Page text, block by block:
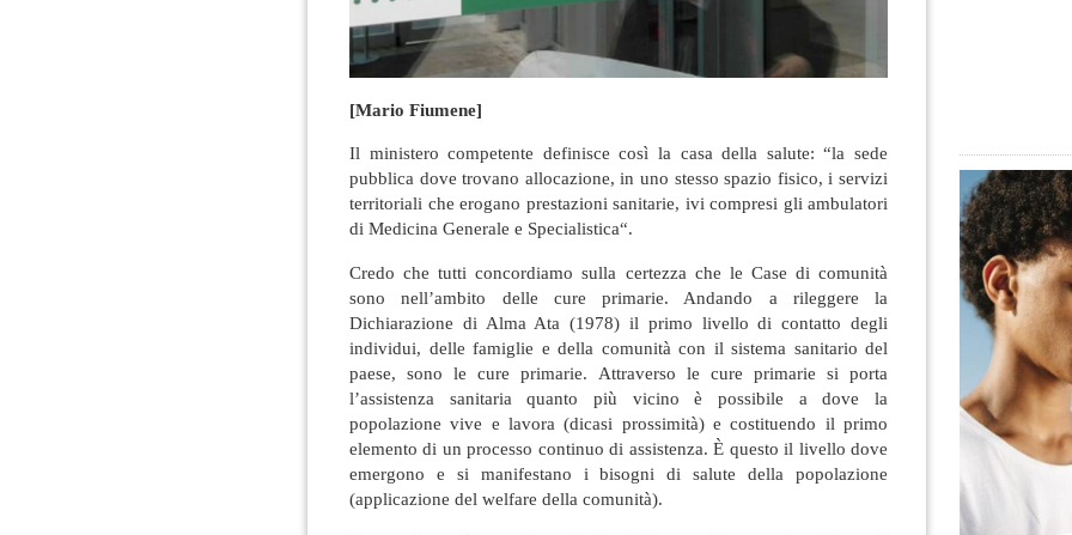
[Mario Fiumene]
Il ministero competente definisce così la casa della salute: “la sede
pubblica dove trovano allocazione, in uno stesso spazio fisico, i servizi
territoriali che erogano prestazioni sanitarie, ivi compresi gli ambulatori
di Medicina Generale e Specialistica“.
Credo che tutti concordiamo sulla certezza che le Case di comunità
sono nell’ambito delle cure primarie. Andando a rileggere la
Dichiarazione di Alma Ata (1978) il primo livello di contatto degli
individui, delle famiglie e della comunità con il sistema sanitario del
paese, sono le cure primarie. Attraverso le cure primarie si porta
l’assistenza sanitaria quanto più vicino è possibile a dove la
popolazione vive e lavora (dicasi prossimità) e costituendo il primo
elemento di un processo continuo di assistenza. È questo il livello dove
emergono e si manifestano i bisogni di salute della popolazione
(applicazione del welfare della comunità).